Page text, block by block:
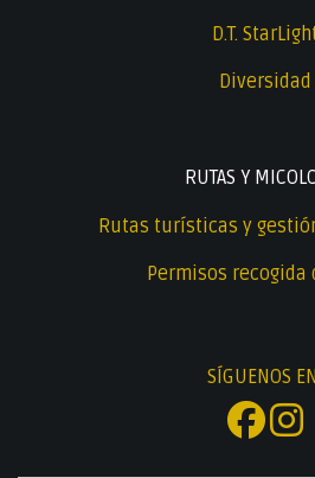
D.T.
Diversidad
RUTAS Y
Rutas turísticas y
Permisos recogida
SÍGUENOS EN